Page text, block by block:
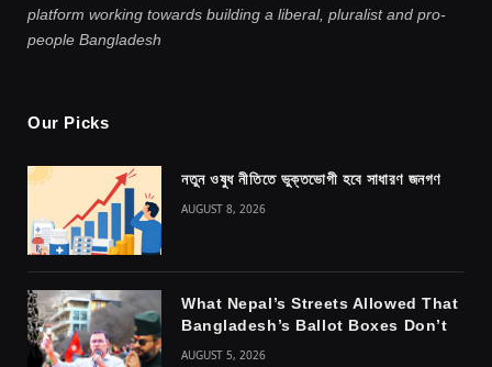
platform working towards building a liberal, pluralist and pro-
people Bangladesh
Our Picks
নতুন ওষুধ নীতিতে ভুক্তভোগী হবে সাধারণ জনগণ
AUGUST 8, 2026
What Nepal’s Streets Allowed That
Bangladesh’s Ballot Boxes Don’t
AUGUST 5, 2026